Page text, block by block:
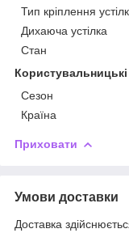
Тип кріплення
Дихаюча устілка
Стан
Сезон
Країна
Приховати
Умови доставки
Доставка